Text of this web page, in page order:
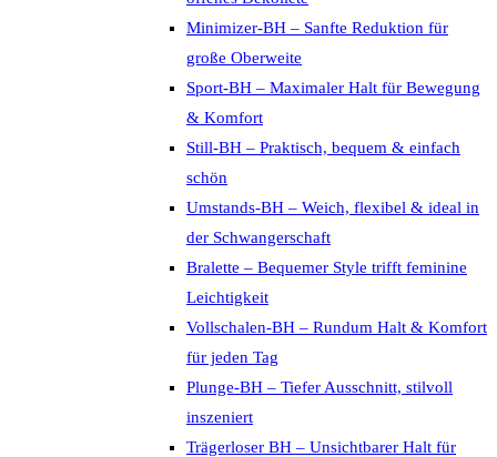
Minimizer-BH – Sanfte Reduktion für
große Oberweite
Sport-BH – Maximaler Halt für Bewegung
& Komfort
Still-BH – Praktisch, bequem & einfach
schön
Umstands-BH – Weich, flexibel & ideal in
der Schwangerschaft
Bralette – Bequemer Style trifft feminine
Leichtigkeit
Vollschalen-BH – Rundum Halt & Komfort
für jeden Tag
Plunge-BH – Tiefer Ausschnitt, stilvoll
inszeniert
Trägerloser BH – Unsichtbarer Halt für